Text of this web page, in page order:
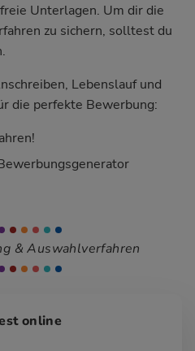
Unterlagen. Um dir die
zu sichern, solltest du
Lebenslauf und
die perfekte Bewerbung:
& Auswahlverfahren
online